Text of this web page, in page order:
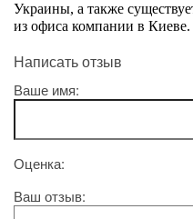
Украины, а также
из офиса компании в Киеве.
Написать отзыв
Ваше имя:
Оценка:
Ваш отзыв: